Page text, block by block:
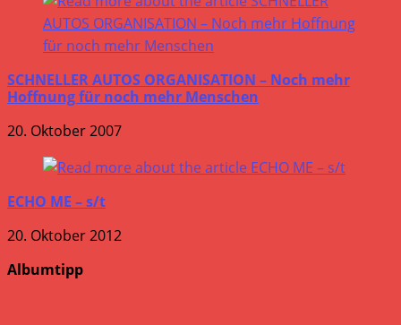
SCHNELLER AUTOS ORGANISATION – Noch mehr
Hoffnung für noch mehr Menschen
20. Oktober 2007
ECHO ME – s/t
20. Oktober 2012
Albumtipp